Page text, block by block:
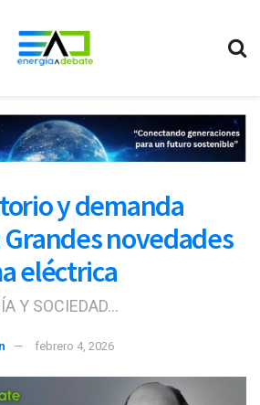
y demanda
novedades
eléctrica
Y SOCIEDAD...
febrero 4, 2026